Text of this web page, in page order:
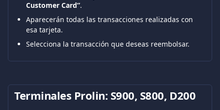
Customer Card”.
Aparecerán todas las transacciones realizadas con
esa tarjeta.
Selecciona la transacción que deseas reembolsar.
Terminales Prolin: S900, S800, D200